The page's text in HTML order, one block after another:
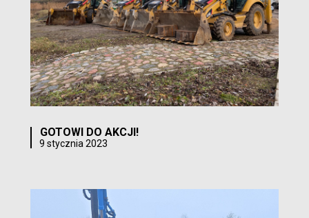
GOTOWI DO AKCJI!
9 stycznia 2023